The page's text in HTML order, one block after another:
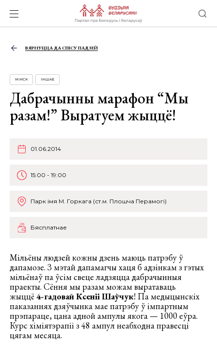
ВЯРНУЦЦА ДА СПІСУ ПАДЗЕЙ
МІНСК ІНШАЕ
Дабрачынны марафон “Мы
разам!” Выратуем жыццё!
01.06.2014
15:00 - 19:00
Парк імя М. Горкага (ст.м. Плошча Перамогі)
Бясплатнае
Мільёны людзей кожны дзень маюць патрэбу ў
дапамозе. З мэтай дапамагчы хаця б адзінкам з гэтых
мільёнаў па ўсім свеце ладзяцца дабрачынныя
праекты. Сёння мы разам можам выратаваць
жыццё 4-гадовай Ксеніі Шаўчук! Па медыцынскіх
паказаннях дзяўчынка мае патрэбу ў імпартным
прэпараце, цана адной ампулы якога — 1000 еўра.
Курс хіміятэрапіі з 48 ампул неабходна правесці
цягам месяца.